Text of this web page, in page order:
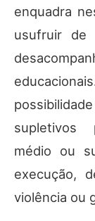
enquadra
usufruir de
supletivos
médio ou
execução,
violência ou